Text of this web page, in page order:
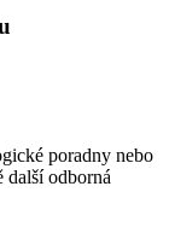
poradny nebo
další odborná